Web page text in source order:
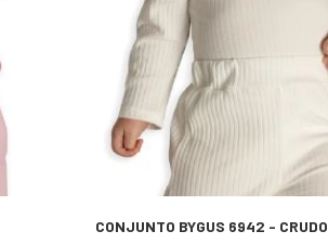
CONJUNTO BYGUS 6942 - CRUDO